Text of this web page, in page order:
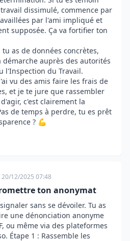
dissimulé, commence par
par l'ami impliqué et
supposée. Ça va fortifier ton
as de données concrètes,
démarche auprès des autorités
l'Inspection du Travail.
vu des amis faire les frais de
et je te jure que rassembler
c'est clairement la
de temps à perdre, tu es prêt
? 💪
20/12/2025 07:48
ton anonymat
sans se dévoiler. Tu as
une dénonciation anonyme
ou même via des plateformes
Étape 1 : Rassemble les